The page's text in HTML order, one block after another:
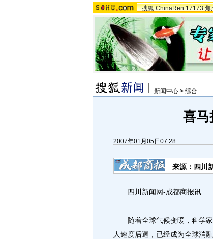
搜狐 ChinaRen 17173 焦
新闻中心 > 综合
喜马
2007年01月05日07:28
来源：四川
四川新闻网-成都商报讯
随着全球气候变暖，科学家
人速度后退，已经成为全球消